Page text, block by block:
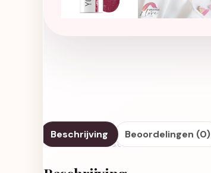
Beschrijving Beoordelingen (0)